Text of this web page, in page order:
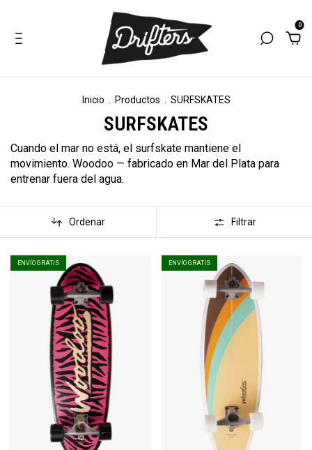
0
Inicio Productos SURFSKATES
SURFSKATES
Cuando el mar no está, el surfskate mantiene el
movimiento. Woodoo — fabricado en Mar del Plata para
entrenar fuera del agua.
Ordenar Filtrar
ENVÍO GRATIS ENVÍO GRATIS